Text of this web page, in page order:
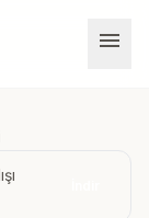
menu